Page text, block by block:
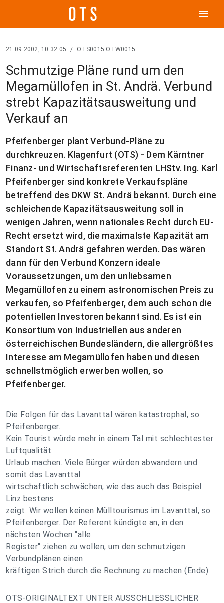
menu
21.09.2002, 10:32:05 / OTS0015 OTW0015
Schmutzige Pläne rund um den
Megamüllofen in St. Andrä. Verbund
strebt Kapazitätsausweitung und
Verkauf an
Pfeifenberger plant Verbund-Pläne zu
durchkreuzen. Klagenfurt (OTS) - Dem Kärntner
Finanz- und Wirtschaftsreferenten LHStv. Ing. Karl
Pfeifenberger sind konkrete Verkaufspläne
betreffend des DKW St. Andrä bekannt. Durch eine
schleichende Kapazitätsausweitung soll in
wenigen Jahren, wenn nationales Recht durch EU-
Recht ersetzt wird, die maximalste Kapazität am
Standort St. Andrä gefahren werden. Das wären
dann für den Verbund Konzern ideale
Voraussetzungen, um den unliebsamen
Megamüllofen zu einem astronomischen Preis zu
verkaufen, so Pfeifenberger, dem auch schon die
potentiellen Investoren bekannt sind. Es ist ein
Konsortium von Industriellen aus anderen
österreichischen Bundesländern, die allergrößtes
Interesse am Megamüllofen haben und diesen
schnellstmöglich erwerben wollen, so
Pfeifenberger.
Die Folgen für das Lavanttal wären katastrophal, so
Pfeifenberger.
Kein Tourist würde mehr in einem Tal mit schlechtester
Luftqualität
Urlaub machen. Viele Bürger würden abwandern und
somit das Lavanttal
wirtschaftlich schwächen, wie das auch das Beispiel
Linz bestens
zeigt. Wir wollen keinen Mülltourismus im Lavanttal, so
Pfeifenberger. Der Referent kündigte an, in den
nächsten Wochen "alle
Register" ziehen zu wollen, um den schmutzigen
Verbundplänen einen
kräftigen Strich durch die Rechnung zu machen (Ende).
OTS-ORIGINALTEXT UNTER AUSSCHLIESSLICHER